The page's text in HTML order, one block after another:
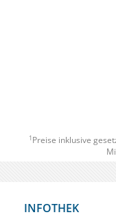
1 Preise inklusive
INFOTHEK